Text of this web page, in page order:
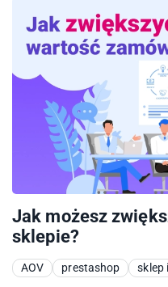
Jak możesz
sklepie?
AOV prestashop sklep